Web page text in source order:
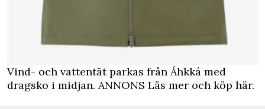
Vind- och vattentät parkas från Áhkká med
dragsko i midjan. ANNONS Läs mer och köp här.